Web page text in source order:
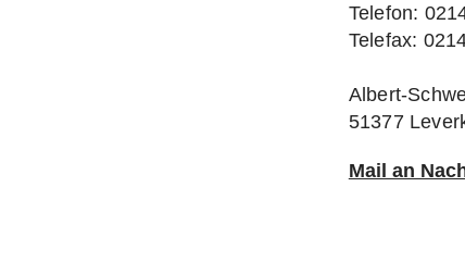
Telefon:
Telefax:
Albert-
51377
Mail an